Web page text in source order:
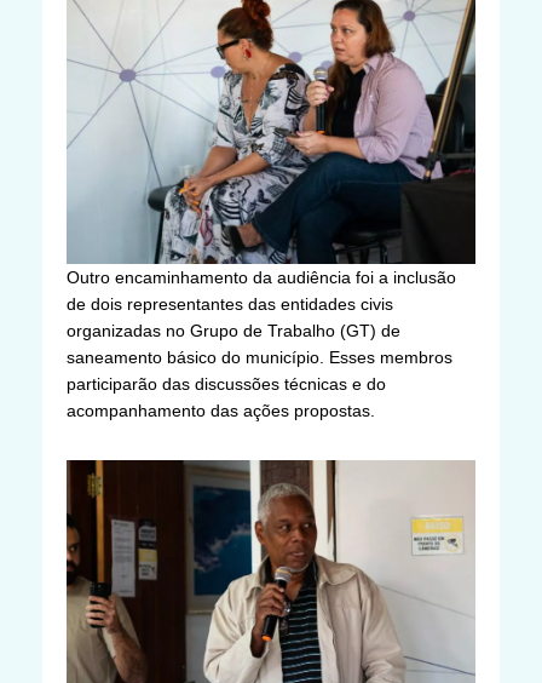
Outro encaminhamento da audiência foi a inclusão
de dois representantes das entidades civis
organizadas no Grupo de Trabalho (GT) de
saneamento básico do município. Esses membros
participarão das discussões técnicas e do
acompanhamento das ações propostas.